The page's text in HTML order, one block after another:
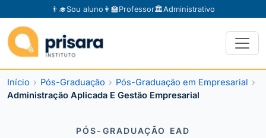
👨‍🎓Sou aluno 👩‍🏫Professor🏛️Administrativo
Início Pós-Graduação
Pós-Graduação em Empresarial
Administração Aplicada E Gestão Empresarial
PÓS-GRADUAÇÃO EAD